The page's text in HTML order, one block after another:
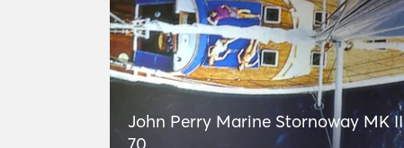
John Perry Marine Stornoway MK II
70